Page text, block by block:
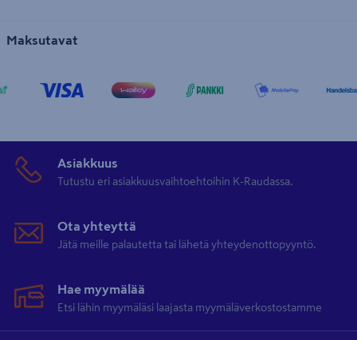
Maksutavat
Asiakkuus
Tutustu eri asiakkuusvaihtoehtoihin K-Raudassa.
Ota yhteyttä
Jätä meille palautetta tai lähetä yhteydenottopyyntö.
Hae myymälää
Etsi lähin myymäläsi laajasta myymäläverkostostamme